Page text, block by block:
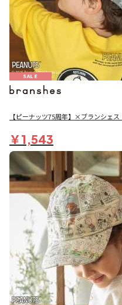
SALE
【ピーナッツ75周年】×ブランシェ
￥1,543